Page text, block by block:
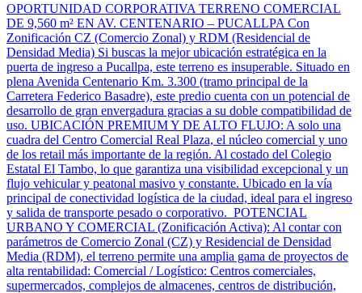
OPORTUNIDAD CORPORATIVA TERRENO COMERCIAL
DE 9,560 m² EN AV. CENTENARIO – PUCALLPA Con
Zonificación CZ (Comercio Zonal) y RDM (Residencial de
Densidad Media) Si buscas la mejor ubicación estratégica en la
puerta de ingreso a Pucallpa, este terreno es insuperable. Situado en
plena Avenida Centenario Km. 3.300 (tramo principal de la
Carretera Federico Basadre), este predio cuenta con un potencial de
desarrollo de gran envergadura gracias a su doble compatibilidad de
uso. UBICACIÓN PREMIUM Y DE ALTO FLUJO: A solo una
cuadra del Centro Comercial Real Plaza, el núcleo comercial y uno
de los retail más importante de la región. Al costado del Colegio
Estatal El Tambo, lo que garantiza una visibilidad excepcional y un
flujo vehicular y peatonal masivo y constante. Ubicado en la vía
principal de conectividad logística de la ciudad, ideal para el ingreso
y salida de transporte pesado o corporativo. POTENCIAL
URBANO Y COMERCIAL (Zonificación Activa): Al contar con
parámetros de Comercio Zonal (CZ) y Residencial de Densidad
Media (RDM), el terreno permite una amplia gama de proyectos de
alta rentabilidad: Comercial / Logístico: Centros comerciales,
supermercados, complejos de almacenes, centros de distribución,